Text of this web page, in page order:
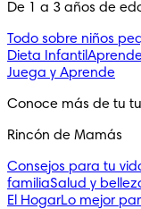
De 1 a 3 años de
Todo sobre niños
Dieta Infantil
Juega y Aprende
Conoce más de tu
Rincón de Mamás
Consejos para tu
familiaSalud y
El HogarLo mejor